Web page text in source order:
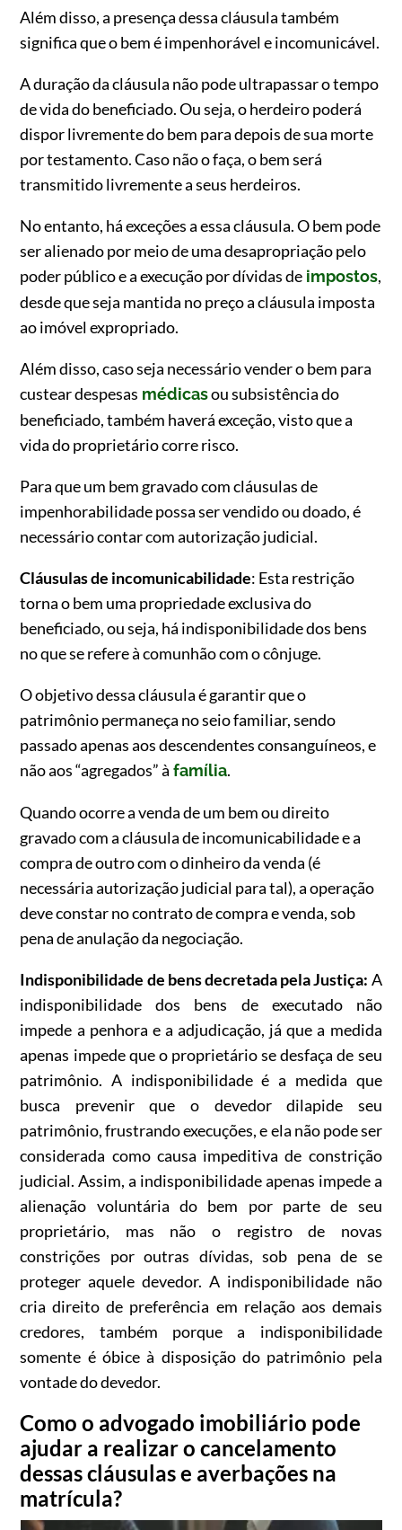
Além disso, a presença dessa cláusula também
significa que o bem é impenhorável e incomunicável.
A duração da cláusula não pode ultrapassar o tempo
de vida do beneficiado. Ou seja, o herdeiro poderá
dispor livremente do bem para depois de sua morte
por testamento. Caso não o faça, o bem será
transmitido livremente a seus herdeiros.
No entanto, há exceções a essa cláusula. O bem pode
ser alienado por meio de uma desapropriação pelo
poder público e a execução por dívidas de impostos,
desde que seja mantida no preço a cláusula imposta
ao imóvel expropriado.
Além disso, caso seja necessário vender o bem para
custear despesas médicasou subsistência do
beneficiado, também haverá exceção, visto que a
vida do proprietário corre risco.
Para que um bem gravado com cláusulas de
impenhorabilidade possa ser vendido ou doado, é
necessário contar com autorização judicial.
Cláusulas de incomunicabilidade: Esta restrição
torna o bem uma propriedade exclusiva do
beneficiado, ou seja, há indisponibilidade dos bens
no que se refere à comunhão com o cônjuge.
O objetivo dessa cláusula é garantir que o
patrimônio permaneça no seio familiar, sendo
passado apenas aos descendentes consanguíneos, e
não aos “agregados” à família.
Quando ocorre a venda de um bem ou direito
gravado com a cláusula de incomunicabilidade e a
compra de outro com o dinheiro da venda (é
necessária autorização judicial para tal), a operação
deve constar no contrato de compra e venda, sob
pena de anulação da negociação.
Indisponibilidade de bens decretada pela Justiça: A
indisponibilidade dos bens de executado não
impede a penhora e a adjudicação, já que a medida
apenas impede que o proprietário se desfaça de seu
patrimônio. A indisponibilidade é a medida que
busca prevenir que o devedor dilapide seu
patrimônio, frustrando execuções, e ela não pode ser
considerada como causa impeditiva de constrição
judicial. Assim, a indisponibilidade apenas impede a
alienação voluntária do bem por parte de seu
proprietário, mas não o registro de novas
constrições por outras dívidas, sob pena de se
proteger aquele devedor. A indisponibilidade não
cria direito de preferência em relação aos demais
credores, também porque a indisponibilidade
somente é óbice à disposição do patrimônio pela
vontade do devedor.
Como o advogado imobiliário pode
ajudar a realizar o cancelamento
dessas cláusulas e averbações na
matrícula?